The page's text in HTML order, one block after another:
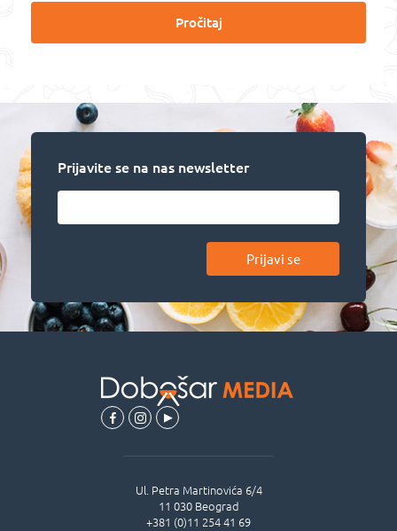
Pročitaj
Prijavite se na nas newsletter
Prijavi se
Ul. Petra Martinovića 6/4
11 030 Beograd
+381 (0)11 254 41 69